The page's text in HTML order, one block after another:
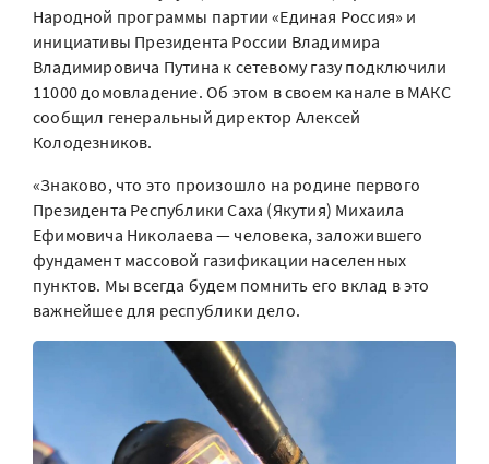
Народной программы партии «Единая Россия» и
инициативы Президента России Владимира
Владимировича Путина к сетевому газу подключили
11000 домовладение. Об этом в своем канале в МАКС
сообщил генеральный директор Алексей
Колодезников.
«Знаково, что это произошло на родине первого
Президента Республики Саха (Якутия) Михаила
Ефимовича Николаева — человека, заложившего
фундамент массовой газификации населенных
пунктов. Мы всегда будем помнить его вклад в это
важнейшее для республики дело.